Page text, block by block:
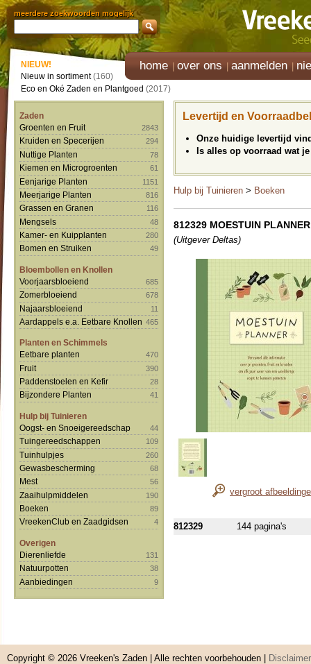
meerdere zoekwoorden mogelijk
home over ons aanmelden
NIEUW!
Nieuw in sortiment(160)
Eco en Oké Zaden en Plantgoed (2017)
Zaden
Groenten en Fruit
2843
Kruiden en Specerijen 294
Nuttige Planten 78
Kiemen en Microgroenten 61
Eenjarige Planten 1151
Meerjarige Planten 816
Grassen en Granen 116
Mengsels 48
Kamer- en Kuipplanten 280
Bomen en Struiken 49
Bloembollen en Knollen
Voorjaarsbloeiend
685
Zomerbloeiend 678
Najaarsbloeiend 11
Aardappels e.a. Eetbare Knollen 465
Planten en Schimmels
Eetbare planten
470
Fruit 390
Paddenstoelen en Kefir 28
Bijzondere Planten 41
Hulp bij Tuinieren
Oogst- en Snoeigereedschap
44
Tuingereedschappen 109
Tuinhulpjes 260
Gewasbescherming 68
Mest 56
Zaaihulpmiddelen 190
Boeken 89
VreekenClub en Zaadgidsen 4
Overigen
Dierenliefde
131
Natuurpotten 38
Aanbiedingen 9
Levertijd en
Onze huidige levertijd
Is alles op voorraad wat
Hulp bij Tuinieren > Boeken
812329 MOESTUIN PLANNER
(Uitgever Deltas)
vergroot
812329 144 pagina's
Copyright © 2026 Vreeken's Zaden | Alle rechten voorbehouden | Disclaimer